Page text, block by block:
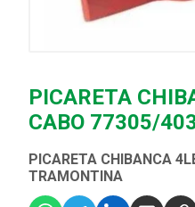
PICARETA
CABO 77305/
PICARETA CHIBANCA
TRAMONTINA